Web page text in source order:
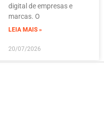
digital de empresas e
marcas. O
LEIA MAIS »
20/07/2026